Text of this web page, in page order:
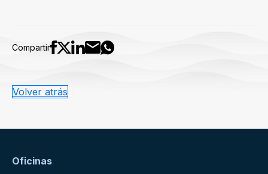
Compartir
Volver atrás
Oficinas